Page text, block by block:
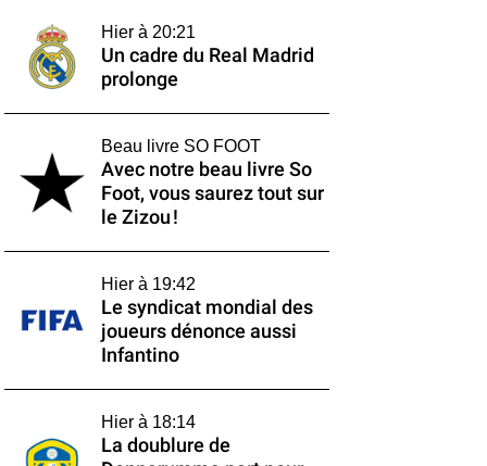
Hier à 20:21
Un cadre du Real Madrid
prolonge
Beau livre SO FOOT
Avec notre beau livre So
Foot, vous saurez tout sur
le Zizou !
Hier à 19:42
Le syndicat mondial des
joueurs dénonce aussi
Infantino
Hier à 18:14
La doublure de